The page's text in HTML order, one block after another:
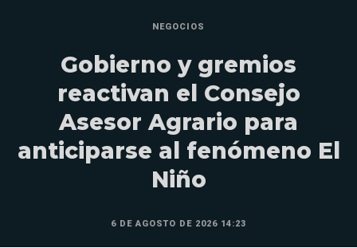
NEGOCIOS
Gobierno y gremios
reactivan el Consejo
Asesor Agrario para
anticiparse al fenómeno El
Niño
6 DE AGOSTO DE 2026 14:23